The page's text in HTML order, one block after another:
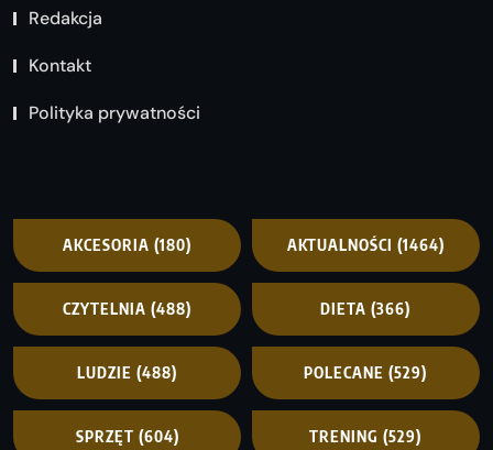
Redakcja
Kontakt
Polityka prywatności
AKCESORIA (180) AKTUALNOŚCI (1464)
CZYTELNIA (488) DIETA (366)
LUDZIE (488) POLECANE (529)
SPRZĘT (604) TRENING (529)